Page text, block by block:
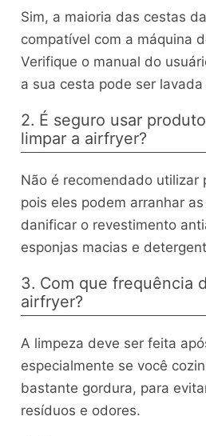
Sim, a maioria das cestas
compatível com a máquina
Verifique o manual do
a sua cesta pode ser
2. É seguro usar
limpar a airfryer?
Não é recomendado utilizar
pois eles podem arranhar
danificar o revestimento
esponjas macias e
3. Com que frequência
airfryer?
A limpeza deve ser feita
especialmente se você
bastante gordura, para
resíduos e odores.